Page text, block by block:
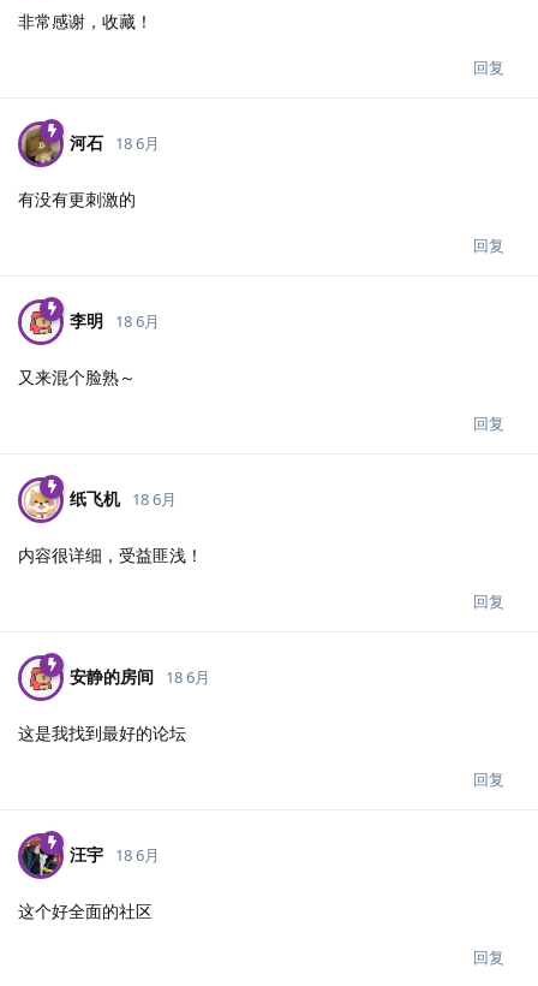
非常感谢，收藏！
回复
河石 18 6月
有没有更刺激的
回复
李明 18 6月
又来混个脸熟～
回复
纸飞机 18 6月
内容很详细，受益匪浅！
回复
安静的房间 18 6月
这是我找到最好的论坛
回复
汪宇 18 6月
这个好全面的社区
回复